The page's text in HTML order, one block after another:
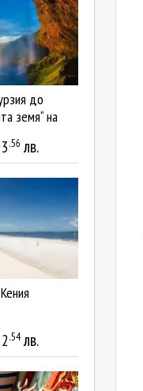
до
земя“ на
.56 лв.
.54 лв.